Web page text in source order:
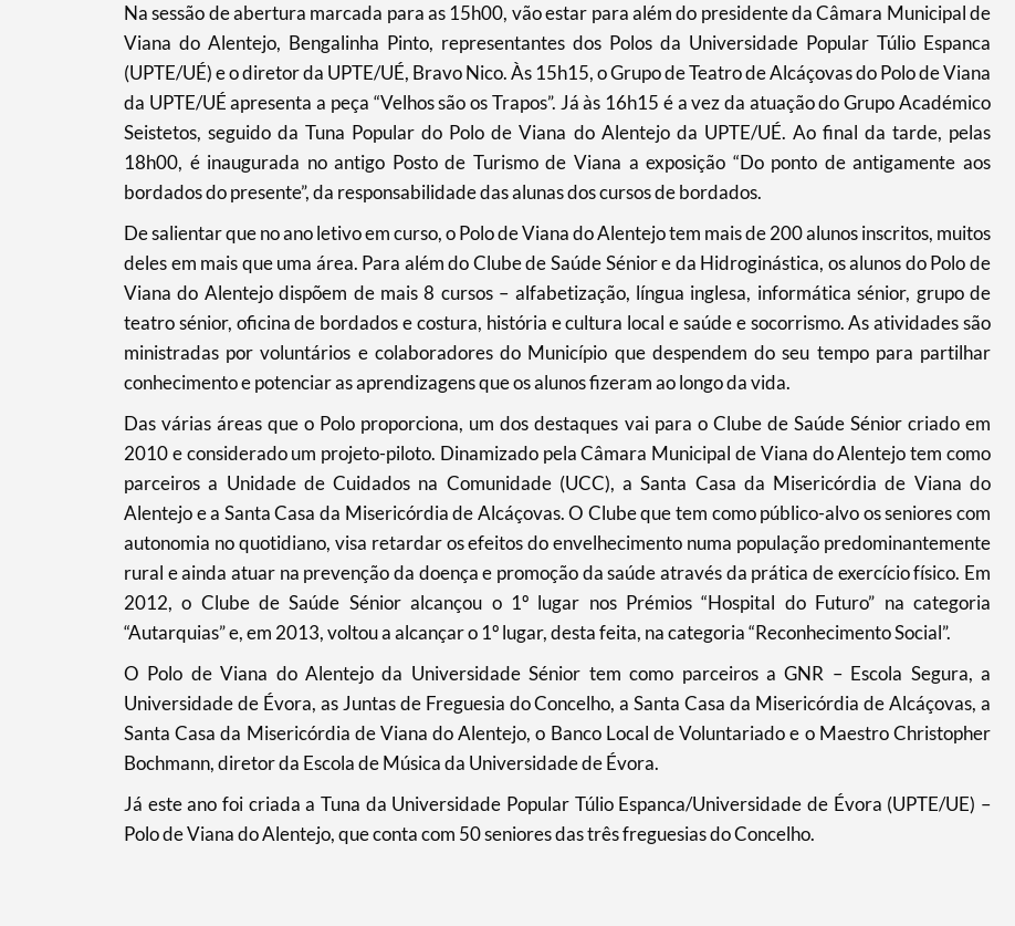
Categorias gerais
Filtros
Na sessão de abertura marcada para as 15h00, vão estar para além do presidente da Câmara Municipal de
Viana do Alentejo, Bengalinha Pinto, representantes dos Polos da Universidade Popular Túlio Espanca
(UPTE/UÉ) e o diretor da UPTE/UÉ, Bravo Nico. Às 15h15, o Grupo de Teatro de Alcáçovas do Polo de Viana
da UPTE/UÉ apresenta a peça “Velhos são os Trapos”. Já às 16h15 é a vez da atuação do Grupo Académico
Seistetos, seguido da Tuna Popular do Polo de Viana do Alentejo da UPTE/UÉ. Ao final da tarde, pelas
18h00, é inaugurada no antigo Posto de Turismo de Viana a exposição “Do ponto de antigamente aos
bordados do presente”, da responsabilidade das alunas dos cursos de bordados.
De salientar que no ano letivo em curso, o Polo de Viana do Alentejo tem mais de 200 alunos inscritos, muitos
deles em mais que uma área. Para além do Clube de Saúde Sénior e da Hidroginástica, os alunos do Polo de
Viana do Alentejo dispõem de mais 8 cursos – alfabetização, língua inglesa, informática sénior, grupo de
teatro sénior, oficina de bordados e costura, história e cultura local e saúde e socorrismo. As atividades são
ministradas por voluntários e colaboradores do Município que despendem do seu tempo para partilhar
conhecimento e potenciar as aprendizagens que os alunos fizeram ao longo da vida.
Das várias áreas que o Polo proporciona, um dos destaques vai para o Clube de Saúde Sénior criado em
2010 e considerado um projeto-piloto. Dinamizado pela Câmara Municipal de Viana do Alentejo tem como
parceiros a Unidade de Cuidados na Comunidade (UCC), a Santa Casa da Misericórdia de Viana do
Alentejo e a Santa Casa da Misericórdia de Alcáçovas. O Clube que tem como público-alvo os seniores com
autonomia no quotidiano, visa retardar os efeitos do envelhecimento numa população predominantemente
rural e ainda atuar na prevenção da doença e promoção da saúde através da prática de exercício físico. Em
2012, o Clube de Saúde Sénior alcançou o 1º lugar nos Prémios “Hospital do Futuro” na categoria
“Autarquias” e, em 2013, voltou a alcançar o 1º lugar, desta feita, na categoria “Reconhecimento Social”.
O Polo de Viana do Alentejo da Universidade Sénior tem como parceiros a GNR – Escola Segura, a
Universidade de Évora, as Juntas de Freguesia do Concelho, a Santa Casa da Misericórdia de Alcáçovas, a
Santa Casa da Misericórdia de Viana do Alentejo, o Banco Local de Voluntariado e o Maestro Christopher
Bochmann, diretor da Escola de Música da Universidade de Évora.
Já este ano foi criada a Tuna da Universidade Popular Túlio Espanca/Universidade de Évora (UPTE/UE) –
Polo de Viana do Alentejo, que conta com 50 seniores das três freguesias do Concelho.